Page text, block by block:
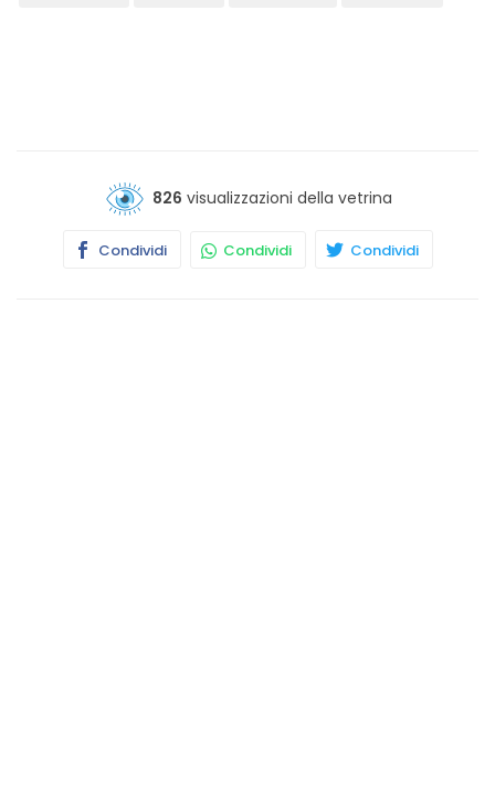
826 visualizzazioni della vetrina
Condividi Condividi Condividi